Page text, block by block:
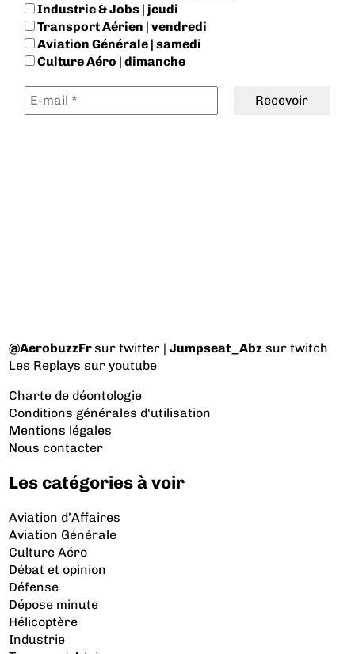
Industrie & Jobs | jeudi
Transport Aérien | vendredi
Aviation Générale | samedi
Culture Aéro | dimanche
@AerobuzzFrsur twitter |Jumpseat_Abz sur twitch
Les Replays sur youtube
Charte de déontologie
Conditions générales d'utilisation
Mentions légales
Nous contacter
Les catégories à voir
Aviation d’Affaires
Aviation Générale
Culture Aéro
Débat et opinion
Défense
Dépose minute
Hélicoptère
Industrie